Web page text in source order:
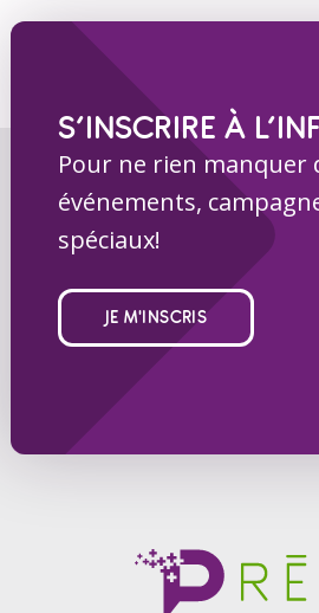
S’INSCRIRE À
Pour ne rien manquer
événements,
spéciaux!
JE M'INSCRIS